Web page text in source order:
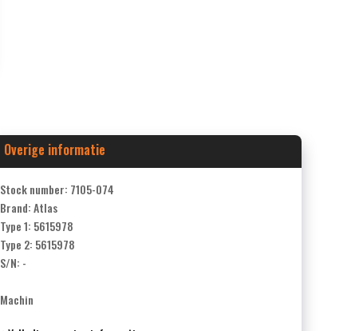
Overige informatie
Stock number: 7105-074
Brand: Atlas
Type 1: 5615978
Type 2: 5615978
S/N: -
Machin